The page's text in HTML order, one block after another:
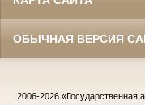
ОБЫЧНАЯ ВЕРСИЯ
2006-2026 «Государственная